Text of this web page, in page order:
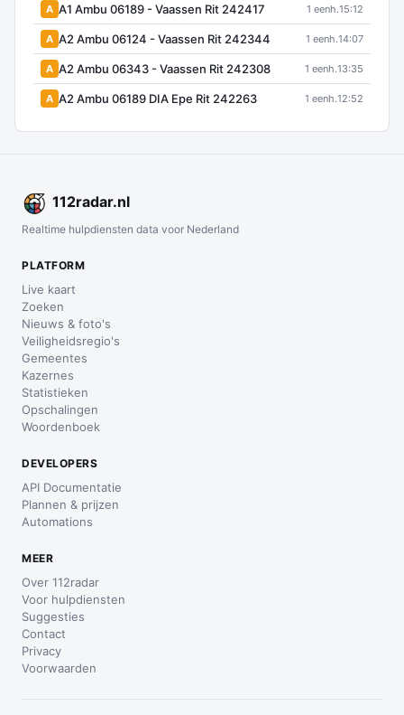
A A1 Ambu 06189 - Vaassen Rit 242417 1 eenh.15:12
A A2 Ambu 06124 - Vaassen Rit 242344 1 eenh.14:07
A A2 Ambu 06343 - Vaassen Rit 242308 1 eenh.13:35
A A2 Ambu 06189 DIA Epe Rit 242263 1 eenh.12:52
112radar.nl
Realtime hulpdiensten data voor Nederland
PLATFORM
Live kaart
Zoeken
Nieuws & foto's
Veiligheidsregio's
Gemeentes
Kazernes
Statistieken
Opschalingen
Woordenboek
DEVELOPERS
API Documentatie
Plannen & prijzen
Automations
MEER
Over 112radar
Voor hulpdiensten
Suggesties
Contact
Privacy
Voorwaarden